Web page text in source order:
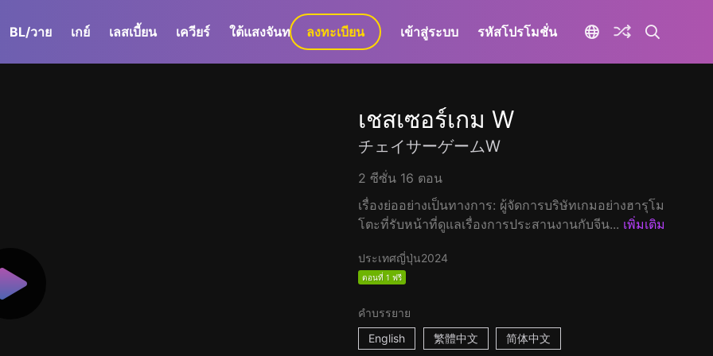
BL/วาย เกย์ เลสเบี้ยน เควียร์ ใต้แสงจันทร์ GaLa+
ลงทะเบียน เข้าสู่ระบบ รหัสโปรโมชั่น
เชสเซอร์เกม W
チェイサーゲームW
2 ซีซั่น 16 ตอน
เรื่องย่ออย่างเป็นทางการ: ผู้จัดการบริษัทเกมอย่างฮารุโม
โตะที่รับหน้าที่ดูแลเรื่องการประสานงานกับจีน... เพิ่มเติม
ประเทศญี่ปุ่น2024
ตอนที่ 1 ฟรี
คำบรรยาย
English
繁體中文 简体中文